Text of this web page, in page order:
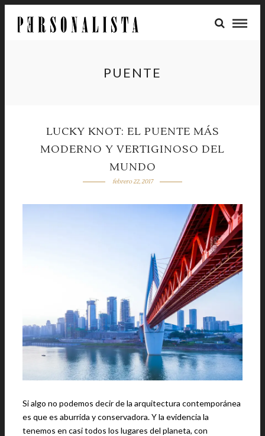
PUENTE
LUCKY KNOT: EL PUENTE MÁS
MODERNO Y VERTIGINOSO DEL
MUNDO
febrero 22, 2017
Si algo no podemos decir de la arquitectura contemporánea
es que es aburrida y conservadora. Y la evidencia la
tenemos en casi todos los lugares del planeta, con